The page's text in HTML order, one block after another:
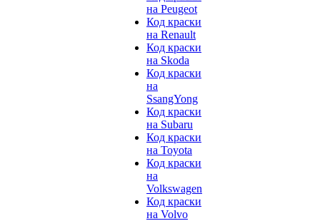
на Peugeot
Код краски
на Renault
Код краски
на Skoda
Код краски
на
SsangYong
Код краски
на Subaru
Код краски
на Toyota
Код краски
на
Volkswagen
Код краски
на Volvo